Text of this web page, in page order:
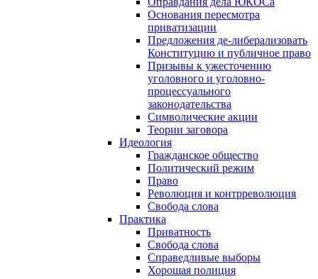
Основания пересмотра
приватизации
Предложения де-либерализовать
Конституцию и публичное право
Призывы к ужесточению
уголовного и уголовно-
процессуального
законодательства
Символические акции
Теории заговора
Идеология
Гражданское общество
Политический режим
Право
Революция и контрреволюция
Свобода слова
Практика
Приватность
Свобода слова
Справедливые выборы
Хорошая полиция